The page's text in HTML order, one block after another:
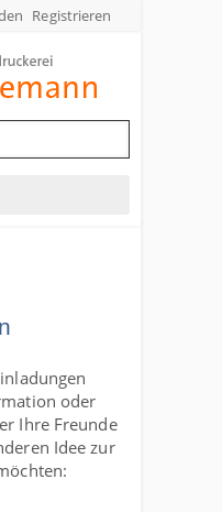
Registrieren
oder
Ihre Freunde
Idee zur